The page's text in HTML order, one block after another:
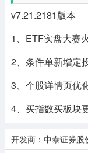
v7.21.2181版本
1、ETF实盘大赛
2、条件单新增定
3、个股详情页优
4、买指数买板块
开发商：中泰证券股